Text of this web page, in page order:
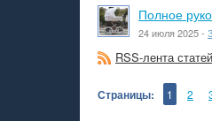
Полное
24 июля 2025 -
RSS-лента статей
Страницы: 1 2